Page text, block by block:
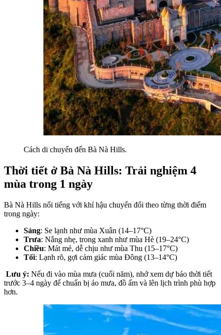
Cách di chuyển đến Bà Nà Hills.
Thời tiết ở Bà Nà Hills: Trải nghiệm 4
mùa trong 1 ngày
Bà Nà Hills nổi tiếng với khí hậu chuyển đổi theo từng thời điểm
trong ngày:
Sáng: Se lạnh như mùa Xuân (14–17°C)
Trưa: Nắng nhẹ, trong xanh như mùa Hè (19–24°C)
Chiều: Mát mẻ, dễ chịu như mùa Thu (15–17°C)
Tối: Lạnh rõ, gợi cảm giác mùa Đông (13–14°C)
Lưu ý: Nếu đi vào mùa mưa (cuối năm), nhớ xem dự báo thời tiết
trước 3–4 ngày để chuẩn bị áo mưa, đồ ấm và lên lịch trình phù hợp
hơn.